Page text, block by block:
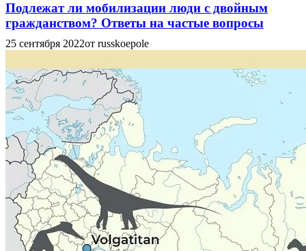
Подлежат ли мобилизации люди с двойным
гражданством? Ответы на частые вопросы
25 сентября 2022от russkoepole